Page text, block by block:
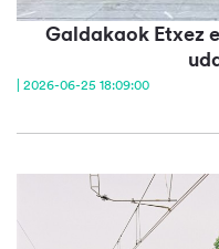
Galdakaok Etxez
| 2026-06-25 18:09:00